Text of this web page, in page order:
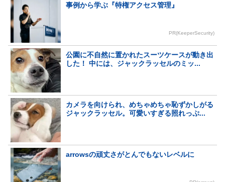
事例から学ぶ『特権アクセス管理』
PR(KeeperSecurity)
公園に不自然に置かれたスーツケースが動き出
した！ 中には、ジャックラッセルのミッ...
カメラを向けられ、めちゃめちゃ恥ずかしがる
ジャックラッセル。可愛いすぎる照れっぷ...
arrowsの頑丈さがとんでもないレベルに